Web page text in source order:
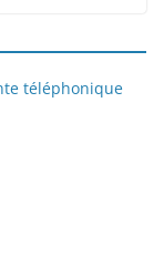
téléphonique